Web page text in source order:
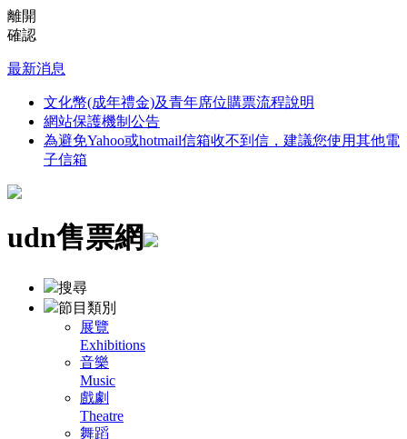
離開
確認
最新消息
文化幣(成年禮金)及青年席位購票流程說明
網站保護機制公告
為避免Yahoo或hotmail信箱收不到信，建議您使用其他電
子信箱
udn售票網
搜尋
節目類別
展覽
Exhibitions
音樂
Music
戲劇
Theatre
舞蹈